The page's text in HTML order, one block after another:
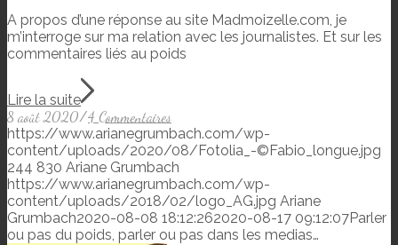
A propos d’une réponse au site Madmoizelle.com, je
m’interroge sur ma relation avec les journalistes. Et sur les
commentaires liés au poids
Lire la suite
8 août 2020/4 Commentaires
https://www.arianegrumbach.com/wp-
content/uploads/2020/08/Fotolia_-©Fabio_longue.jpg
244 830 Ariane Grumbach
https://www.arianegrumbach.com/wp-
content/uploads/2018/02/logo_AG.jpg Ariane
Grumbach2020-08-08 18:12:262020-08-17 09:12:07Parler
ou pas du poids, parler ou pas dans les medias…